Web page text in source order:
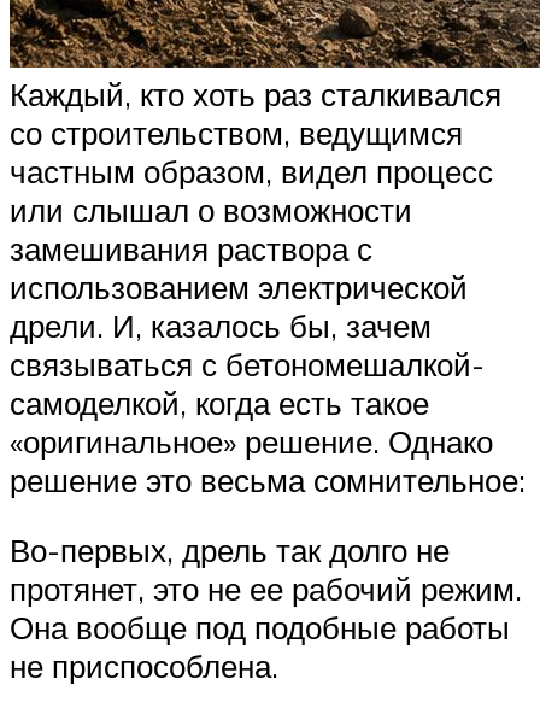
Каждый, кто хоть раз сталкивался
со строительством, ведущимся
частным образом, видел процесс
или слышал о возможности
замешивания раствора с
использованием электрической
дрели. И, казалось бы, зачем
связываться с бетономешалкой-
самоделкой, когда есть такое
«оригинальное» решение. Однако
решение это весьма сомнительное:
Во-первых, дрель так долго не
протянет, это не ее рабочий режим.
Она вообще под подобные работы
не приспособлена.